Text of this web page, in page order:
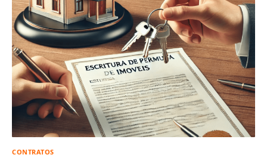
CONTRATOS